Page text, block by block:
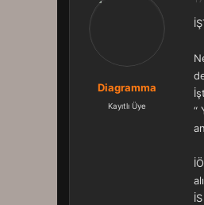
y
b
Diagramma
Kayıtlı Üye
“